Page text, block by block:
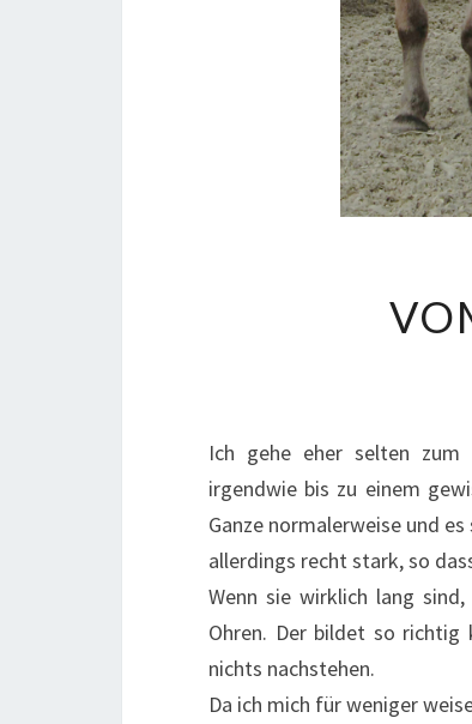
Ich gehe eher selten zum
irgendwie bis zu einem
Ganze normalerweise und
allerdings recht stark, so
Wenn sie wirklich lang
Ohren. Der bildet so richtig
nichts nachstehen.
Da ich mich für weniger